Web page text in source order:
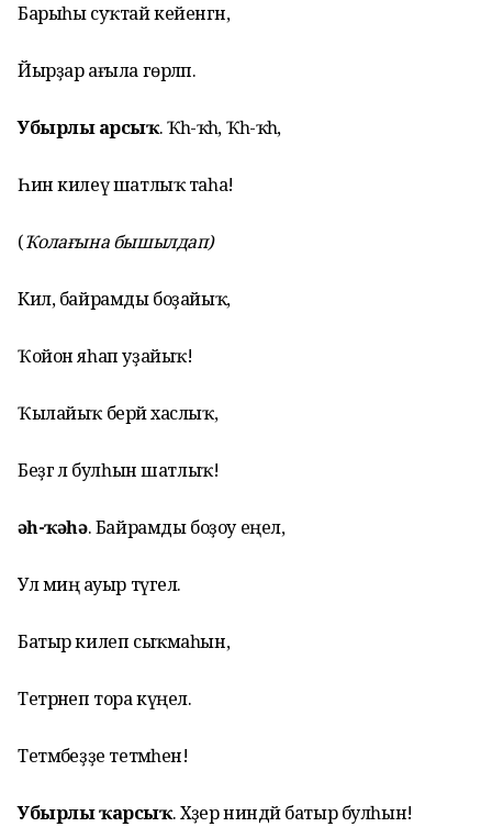
Барыһы суҡтай кейенгән,
Йырҙар ағыла гөрләп.
Убырлы Ҡарсыҡ. Ҡәһ-ҡәһә, Ҡәһ-ҡәһә,
Һин килеү шатлыҡ таһа!
(Ҡолағына бышылдап)
Кил, байрамды боҙайыҡ,
Ҡойон яһап уҙайыҡ!
Ҡылайыҡ берәй хаслыҡ,
Беҙгә лә булһын шатлыҡ!
Ҡәһ-ҡәһә. Байрамды боҙоу еңел,
Ул миңә ауыр түгел.
Батыр килеп сыҡмаһын,
Тетрәнеп тора күңел.
Тетмәбеҙҙе тетмәһен!
Убырлы ҡарсыҡ. Хәҙер ниндәй батыр булһын!